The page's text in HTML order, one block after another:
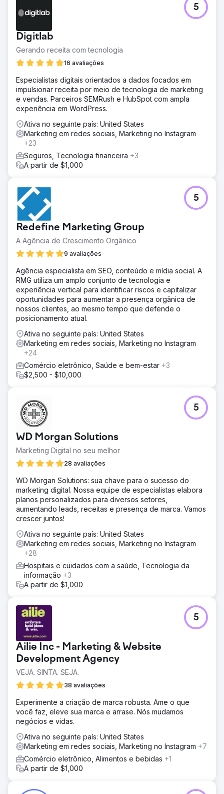
Digitlab
Gerando receita com tecnologia
16 avaliações
5
Especialistas digitais orientados a dados focados em
impulsionar receita por meio de tecnologia de marketing
e vendas. Parceiros SEMRush e HubSpot com ampla
experiência em WordPress.
Ativa no seguinte país: United States
Marketing em redes sociais, Marketing no Instagram
+23
Seguros, Tecnologia financeira +3
A partir de $1,000
Redefine Marketing Group
A Agência de Crescimento Orgânico
9 avaliações
5
Agência especialista em SEO, conteúdo e mídia social. A
RMG utiliza um amplo conjunto de tecnologia e
experiência vertical para identificar riscos e capitalizar
oportunidades para aumentar a presença orgânica de
nossos clientes, ao mesmo tempo que defende o
posicionamento atual.
Ativa no seguinte país: United States
Marketing em redes sociais, Marketing no Instagram
+24
Comércio eletrônico, Saúde e bem-estar +3
$2,500 - $10,000
WD Morgan Solutions
Marketing Digital no seu melhor
28 avaliações
5
WD Morgan Solutions: sua chave para o sucesso do
marketing digital. Nossa equipe de especialistas elabora
planos personalizados para diversos setores,
aumentando leads, receitas e presença de marca. Vamos
crescer juntos!
Ativa no seguinte país: United States
Marketing em redes sociais, Marketing no Instagram
+28
Hospitais e cuidados com a saúde, Tecnologia da
informação +3
A partir de $1,000
Ailie Inc - Marketing & Website
Development Agency
VEJA. SINTA. SEJA.
38 avaliações
5
Experimente a criação de marca robusta. Ame o que
você faz, eleve sua marca e arrase. Nós mudamos
negócios e vidas.
Ativa no seguinte país: United States
Marketing em redes sociais, Marketing no Instagram +7
Comércio eletrônico, Alimentos e bebidas +1
A partir de $1,000